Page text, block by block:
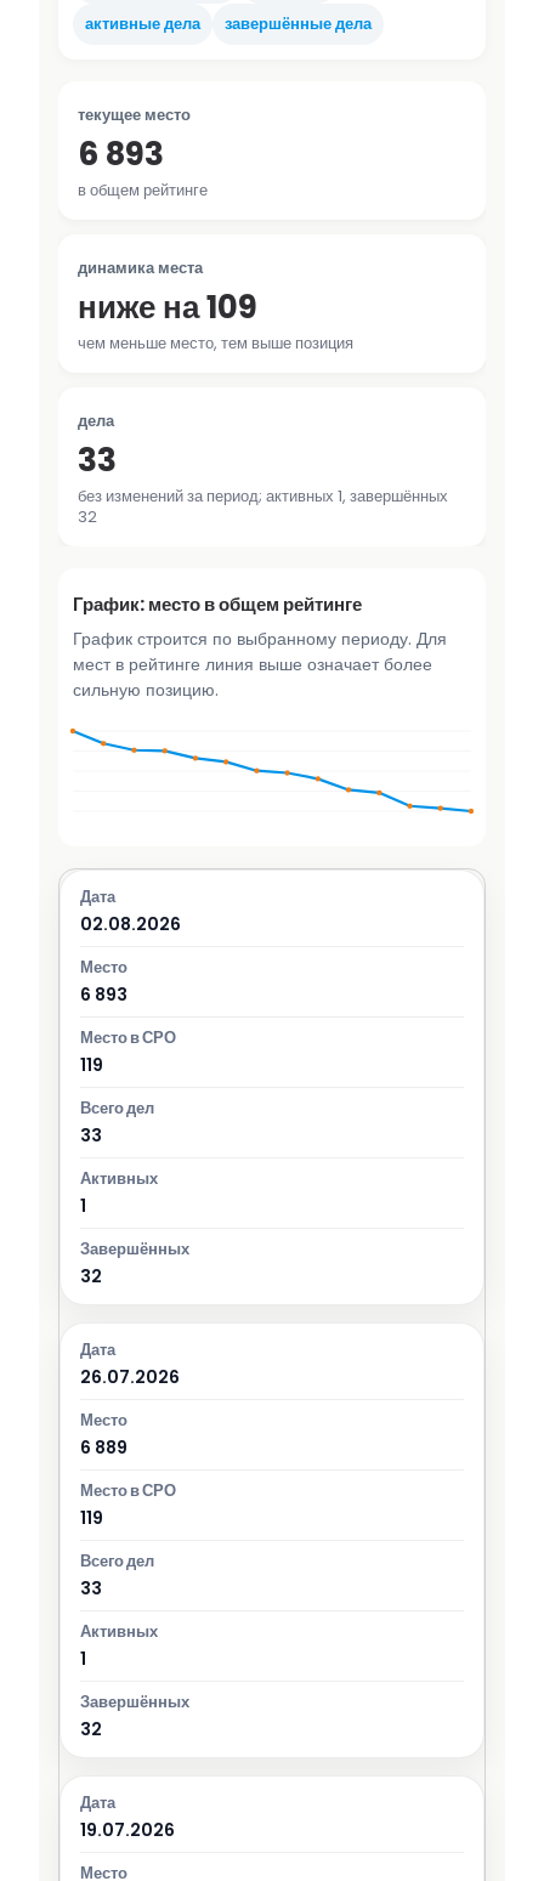
активные дела
завершённые дела
текущее место
6 893
в общем рейтинге
динамика места
ниже на 109
чем меньше место, тем выше позиция
дела
33
без изменений за период; активных 1, завершённых
32
График: место в общем рейтинге
График строится по выбранному периоду. Для
мест в рейтинге линия выше означает более
сильную позицию.
02.08.2026
6 893
119
33
1
32
26.07.2026
6 889
119
33
1
32
19.07.2026